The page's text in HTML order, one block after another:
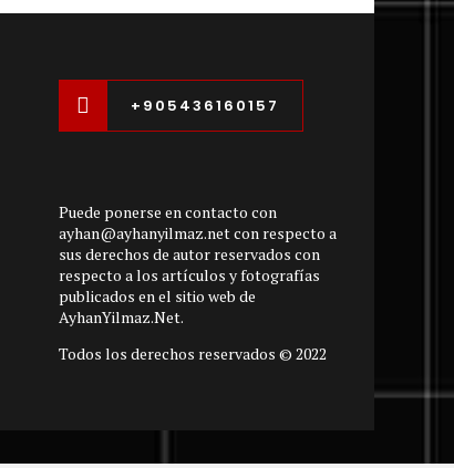
+905436160157
Puede ponerse en contacto con
ayhan@ayhanyilmaz.net con respecto a
sus derechos de autor reservados con
respecto a los artículos y fotografías
publicados en el sitio web de
AyhanYilmaz.Net.
Todos los derechos reservados © 2022